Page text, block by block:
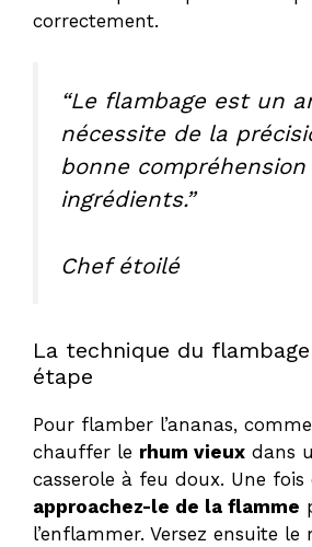
correctement.
“Le flambage est un
nécessite de la
bonne compréhension
ingrédients.”
Chef étoilé
La technique du
étape
Pour flamber l’ananas,
chauffer le rhum vieux dans
casserole à feu doux. Une fois
approachez-le de la flamme
l’enflammer. Versez ensuite